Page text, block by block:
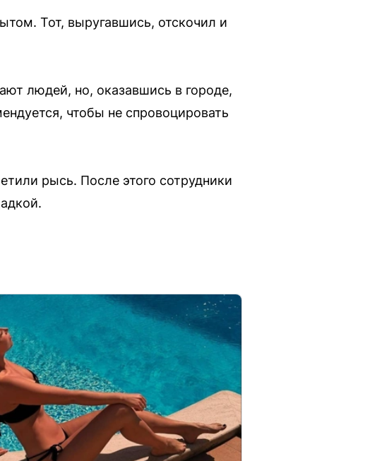
Тот, выругавшись, отскочил и
людей, но, оказавшись в городе,
чтобы не спровоцировать
рысь. После этого сотрудники